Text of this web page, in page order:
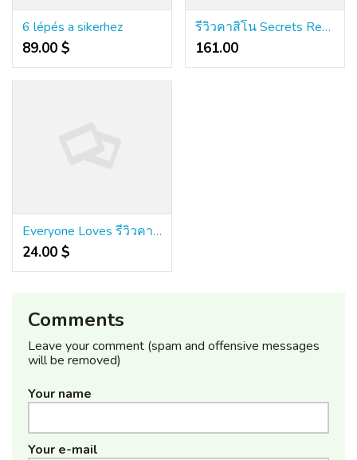
6 lépés a sikerhez
89.00 $
รีวิวคาสิโน Secrets Revealed
161.00 ₹
Everyone Loves รีวิวคาสิโน
24.00 $
Comments
Leave your comment (spam and offensive messages
will be removed)
Your name
Your e-mail